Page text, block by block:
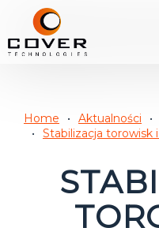
Home Aktualności
Stabilizacja torowisk